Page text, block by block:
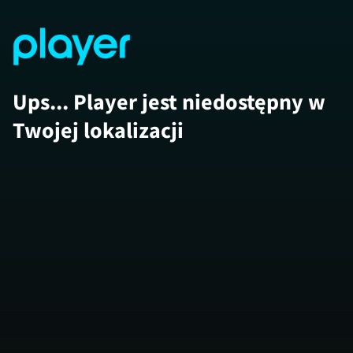
Ups... Player jest niedostępny w
Twojej lokalizacji